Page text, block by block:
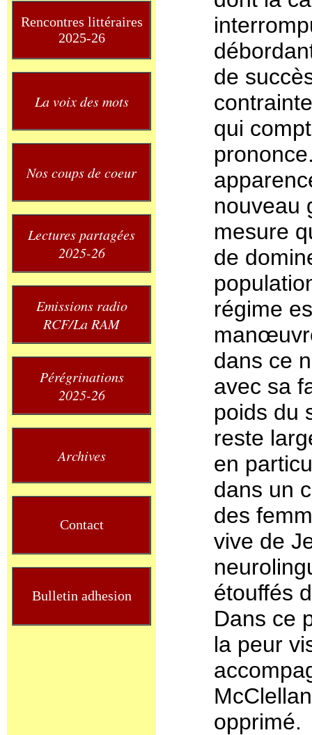
Rencontres littéraires
2025-26
La voix des mots
Nos coups de coeur
Lectures partagées
2025-26
Emissions radio
RCF/La RAM
Pérégrinations
2025-26
Archives
Contact
Bulletin adhesion
de
qui
nouveau
mesure
de
régime
dans ce
avec sa
poids du
reste
en
dans un
des
vive de
étouffés
Dans ce
la peur
opprimé.